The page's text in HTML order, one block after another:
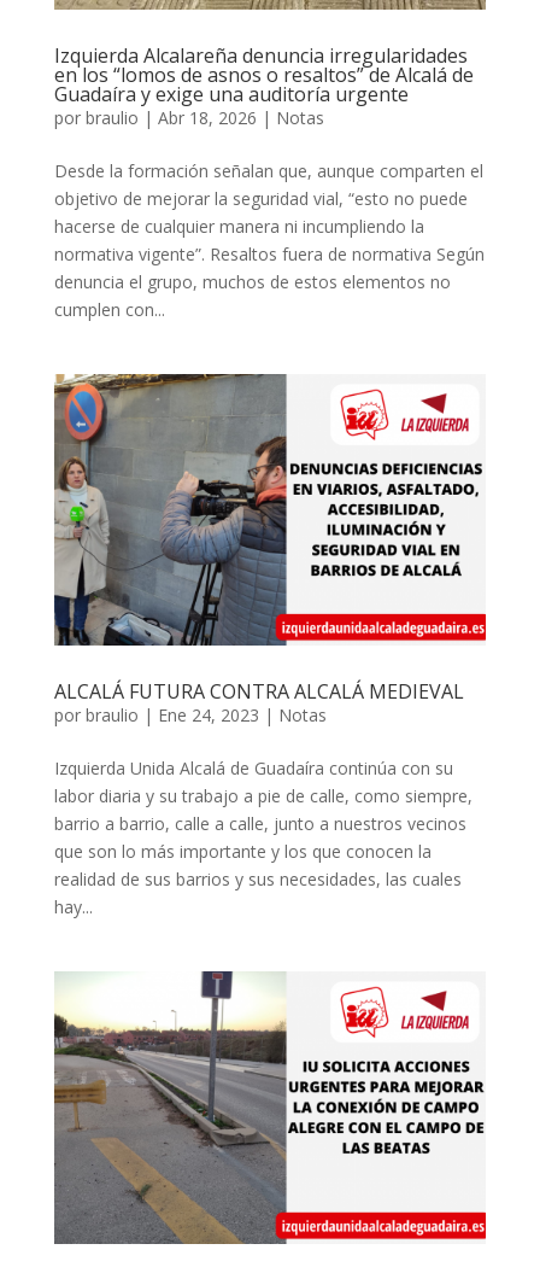
Izquierda Alcalareña denuncia irregularidades
en los “lomos de asnos o resaltos” de Alcalá de
Guadaíra y exige una auditoría urgente
por braulio | Abr 18, 2026 | Notas
Desde la formación señalan que, aunque comparten el
objetivo de mejorar la seguridad vial, “esto no puede
hacerse de cualquier manera ni incumpliendo la
normativa vigente”. Resaltos fuera de normativa Según
denuncia el grupo, muchos de estos elementos no
cumplen con...
ALCALÁ FUTURA CONTRA ALCALÁ MEDIEVAL
por braulio | Ene 24, 2023 | Notas
Izquierda Unida Alcalá de Guadaíra continúa con su
labor diaria y su trabajo a pie de calle, como siempre,
barrio a barrio, calle a calle, junto a nuestros vecinos
que son lo más importante y los que conocen la
realidad de sus barrios y sus necesidades, las cuales
hay...